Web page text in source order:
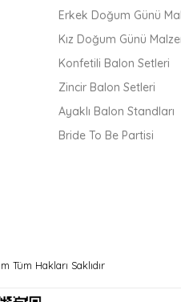
Erkek Doğum Günü
Kız Doğum Günü
Konfetili Balon Setleri
Zincir Balon Setleri
Ayaklı Balon Standları
Bride To Be Partisi
Hakları Saklıdır